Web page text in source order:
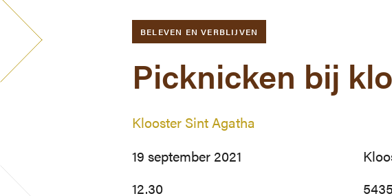
BELEVEN EN VERBLIJVEN
Picknicken bij
Klooster Sint Agatha
19 september 2021
12.30